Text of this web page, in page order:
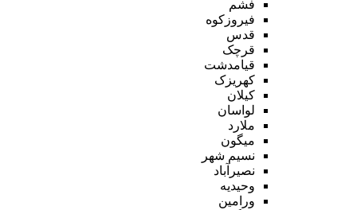
فشم
فیروزکوه
قدس
قرچک
قیامدشت
کهریزک
کیلان
لواسان
ملارد
میگون
نسیم شهر
نصیرآباد
وحیدیه
ورامین